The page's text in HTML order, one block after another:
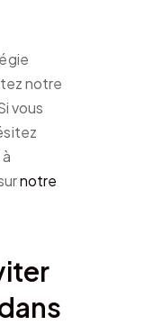
notre
vous
notre